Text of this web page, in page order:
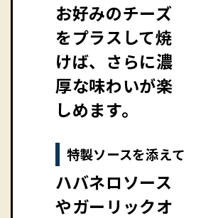
お好みのチーズ
をプラスして焼
けば、さらに濃
厚な味わいが楽
しめます。
特製ソースを添えて
ハバネロソース
やガーリックオ